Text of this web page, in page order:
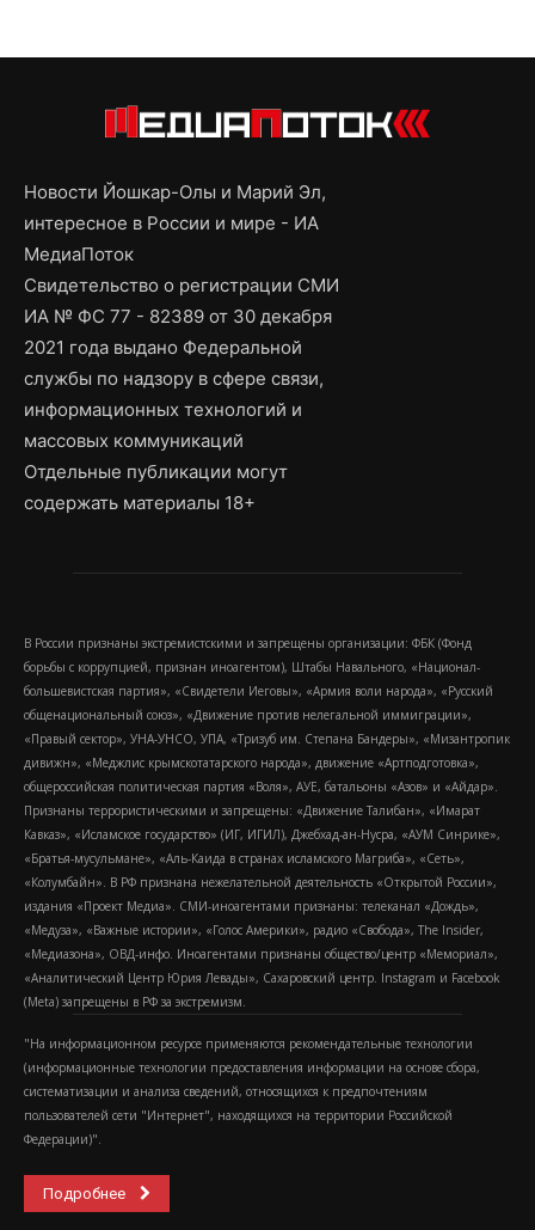
Новости Йошкар-Олы и Марий Эл,
интересное в России и мире - ИА
МедиаПоток
Свидетельство о регистрации СМИ
ИА № ФС 77 - 82389 от 30 декабря
2021 года выдано Федеральной
службы по надзору в сфере связи,
информационных технологий и
массовых коммуникаций
Отдельные публикации могут
содержать материалы 18+
В России признаны экстремистскими и запрещены организации: ФБК (Фонд
борьбы с коррупцией, признан иноагентом), Штабы Навального, «Национал-
большевистская партия», «Свидетели Иеговы», «Армия воли народа», «Русский
общенациональный союз», «Движение против нелегальной иммиграции»,
«Правый сектор», УНА-УНСО, УПА, «Тризуб им. Степана Бандеры», «Мизантропик
дивижн», «Меджлис крымскотатарского народа», движение «Артподготовка»,
общероссийская политическая партия «Воля», АУЕ, батальоны «Азов» и «Айдар».
Признаны террористическими и запрещены: «Движение Талибан», «Имарат
Кавказ», «Исламское государство» (ИГ, ИГИЛ), Джебхад-ан-Нусра, «АУМ Синрике»,
«Братья-мусульмане», «Аль-Каида в странах исламского Магриба», «Сеть»,
«Колумбайн». В РФ признана нежелательной деятельность «Открытой России»,
издания «Проект Медиа». СМИ-иноагентами признаны: телеканал «Дождь»,
«Медуза», «Важные истории», «Голос Америки», радио «Свобода», The Insider,
«Медиазона», ОВД-инфо. Иноагентами признаны общество/центр «Мемориал»,
«Аналитический Центр Юрия Левады», Сахаровский центр. Instagram и Facebook
(Metа) запрещены в РФ за экстремизм.
"На информационном ресурсе применяются рекомендательные технологии
(информационные технологии предоставления информации на основе сбора,
систематизации и анализа сведений, относящихся к предпочтениям
пользователей сети "Интернет", находящихся на территории Российской
Федерации)".
Подробнее